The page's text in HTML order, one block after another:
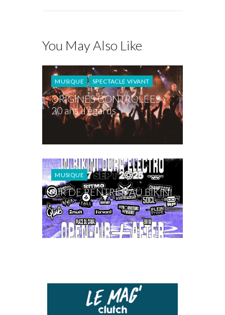
You May Also Like
MUSIQUE SPECTACLE VIVANT
ORIGINES CONTRÔLÉES :
20 ans d’égards
MUSIQUE
AIR DE RENTRÉE AU BIKINI